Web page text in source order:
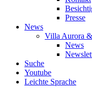
Presse
News
Villa Aurora
News
Suche
Youtube
Leichte Sprache